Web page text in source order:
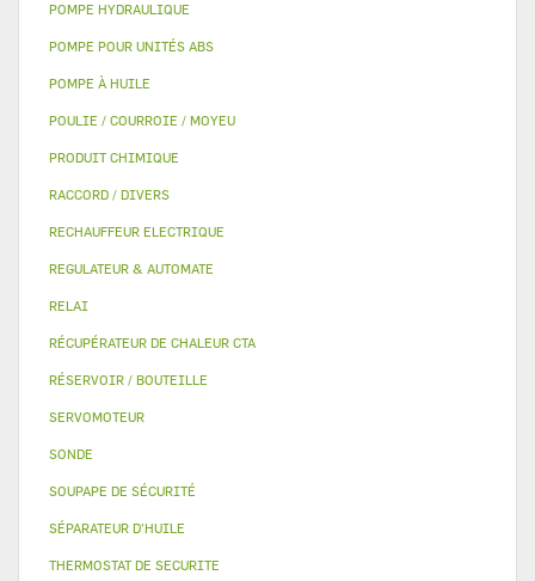
POMPE HYDRAULIQUE
POMPE POUR UNITÉS ABS
POMPE À HUILE
POULIE / COURROIE / MOYEU
PRODUIT CHIMIQUE
RACCORD / DIVERS
RECHAUFFEUR ELECTRIQUE
REGULATEUR & AUTOMATE
RELAI
RÉCUPÉRATEUR DE CHALEUR CTA
RÉSERVOIR / BOUTEILLE
SERVOMOTEUR
SONDE
SOUPAPE DE SÉCURITÉ
SÉPARATEUR D'HUILE
THERMOSTAT DE SECURITE